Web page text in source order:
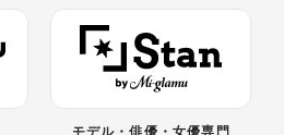
モデル・俳優・女優専門